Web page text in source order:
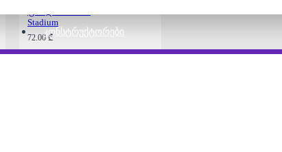
ᲙᲝᲜᲡᲢᲠᲣᲥᲢᲝᲠᲔᲑᲘ
Stadium
72.00 ₾